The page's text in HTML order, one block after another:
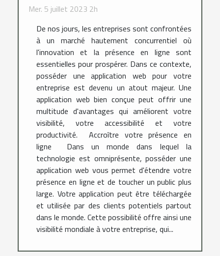
Mer. 5 juillet 2023 2h
De nos jours, les entreprises sont confrontées
à un marché hautement concurrentiel où
l'innovation et la présence en ligne sont
essentielles pour prospérer. Dans ce contexte,
posséder une application web pour votre
entreprise est devenu un atout majeur. Une
application web bien conçue peut offrir une
multitude d'avantages qui améliorent votre
visibilité, votre accessibilité et votre
productivité. Accroître votre présence en
ligne Dans un monde dans lequel la
technologie est omniprésente, posséder une
application web vous permet d'étendre votre
présence en ligne et de toucher un public plus
large. Votre application peut être téléchargée
et utilisée par des clients potentiels partout
dans le monde. Cette possibilité offre ainsi une
visibilité mondiale à votre entreprise, qui...